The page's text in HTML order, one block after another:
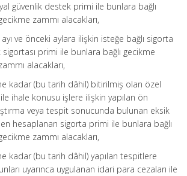
güvenlik destek primi ile bunlara bağlı
zammı alacakları,
ayı ve önceki aylara ilişkin isteğe bağlı sigorta
primi ile bunlara bağlı gecikme
alacakları,
kadar (bu tarih dâhil) bitirilmiş olan özel
ihale konusu işlere ilişkin yapılan ön
veya tespit sonucunda bulunan eksik
hesaplanan sigorta primi ile bunlara bağlı
zammı alacakları,
kadar (bu tarih dâhil) yapılan tespitlere
uyarınca uygulanan idari para cezaları ile